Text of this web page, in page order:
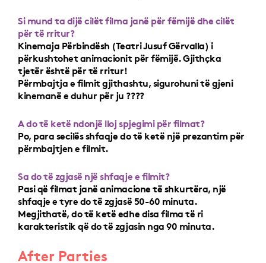
Si mund ta dijë cilët filma janë për fëmijë dhe cilët
për të rritur?
Kinemaja Përbindësh (Teatri Jusuf Gërvalla) i
përkushtohet animacionit për fëmijë. Gjithçka
tjetër është për të rritur!
Përmbajtja e filmit gjithashtu, sigurohuni të gjeni
kinemanë e duhur për ju ????
A do të ketë ndonjë lloj spjegimi për filmat?
Po, para secilës shfaqje do të ketë një prezantim për
përmbajtjen e filmit.
Sa do të zgjasë një shfaqje e filmit?
Pasi që filmat janë animacione të shkurtëra, një
shfaqje e tyre do të zgjasë 50-60 minuta.
Megjithatë, do të ketë edhe disa filma të ri
karakteristik që do të zgjasin nga 90 minuta.
After Parties